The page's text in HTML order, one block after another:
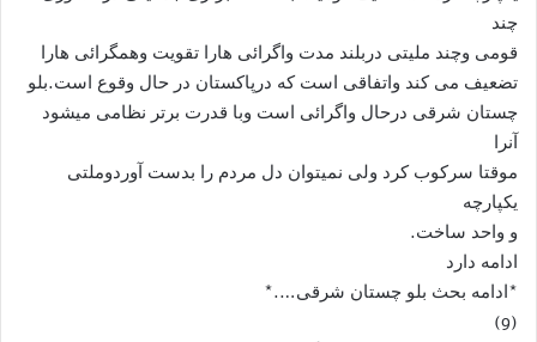
چند
قومی وچند ملیتی دربلند مدت واگرائی هارا تقویت وهمگرائی هارا
تضعیف می کند واتفاقی است که درپاکستان در حال وقوع است.بلو
چستان شرقی درحال واگرائی است وبا قدرت برتر نظامی میشود
آنرا
موقتا سرکوب کرد ولی نمیتوان دل مردم را بدست آوردوملتی
یکپارچه
و واحد ساخت.
ادامه دارد
*ادامه بحث بلو چستان شرقی….*
(9)